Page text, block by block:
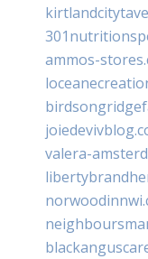
ammos-
valera-